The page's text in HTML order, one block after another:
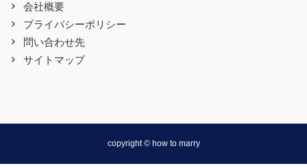
会社概要
プライバシーポリシー
問い合わせ先
サイトマップ
copyright © how to marry